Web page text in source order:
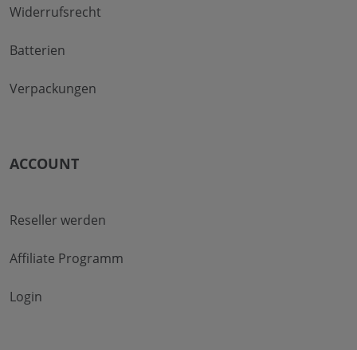
Widerrufsrecht
Batterien
Verpackungen
ACCOUNT
Reseller werden
Affiliate Programm
Login